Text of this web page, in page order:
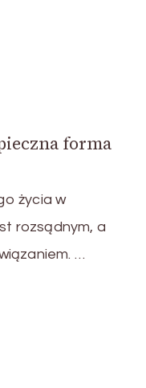
forma
życia w
rozsądnym, a
…